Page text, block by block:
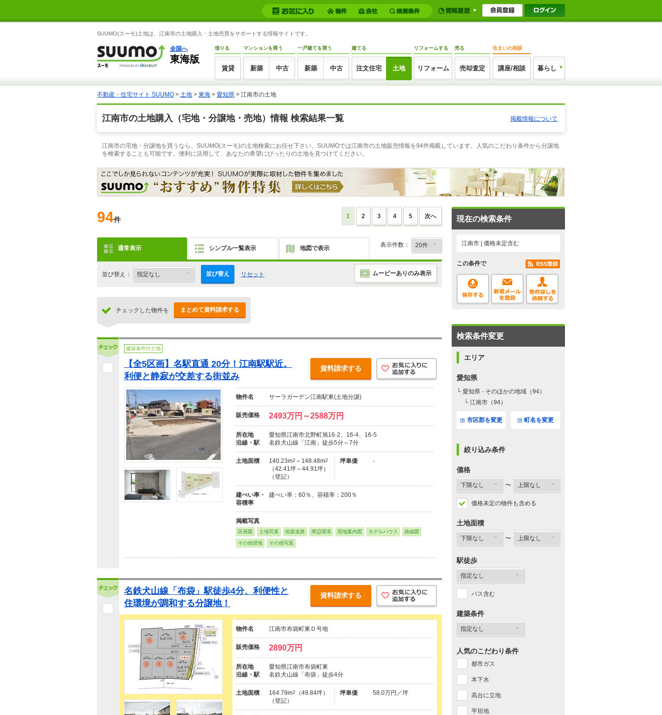
SUUMO(スーモ)土地は、江南市の土地購入・土地売買をサポートする情報サイトです。
全国へ
東海版
借りる
賃貸
マンションを買う
新築 中古
一戸建てを買う
新築 中古
建てる
注文住宅 土地
リフォームする
リフォーム
売る
売却査定
住まいの相談
講座/相談 暮らし
不動産・住宅サイト SUUMO > 土地 > 東海 > 愛知県 > 江南市の土地
江南市の土地購入（宅地・分譲地・売地）情報 検索結果一覧 掲載情報について
江南市の宅地・分譲地を買うなら、SUUMO(スーモ)の土地検索にお任せ下さい。SUUMOでは江南市の土地販売情報を94件掲載しています。人気のこだわり条件から分譲地
を検索することも可能です。便利に活用して、あなたの希望にぴったりの土地を見つけてください。
94件 1 2 3 4 5 次へ
通常表示 シンプル一覧表示 地図で表示 表示件数：
並び替え： 並び替え リセット ムービーありのみ表示
チェックした物件を まとめて資料請求する
建築条件付土地
【全5区画】名駅直通 20分！江南駅駅近。
利便と静寂が交差する街並み
資料請求する
物件名 サーラガーデン江南駅東(土地分譲)
販売価格 2493万円～2588万円
所在地
愛知県江南市北野町旭16-2、16-4、16-5
沿線・駅
名鉄犬山線「江南」徒歩5分～7分
土地面積 140.23m2 ～148.48m2
（42.41坪～44.91坪）
（登記）
坪単価 -
建ぺい率・
容積率
建ぺい率：60％、容積率：200％
掲載写真
区画図 土地写真 前面道路 周辺環境 現地案内図 モデルハウス 路線図
その他現地 その他写真
名鉄犬山線「布袋」駅徒歩4分、利便性と
住環境が調和する分譲地！
資料請求する
物件名 江南市布袋町東Ｄ号地
販売価格 2890万円
所在地
愛知県江南市布袋町東
沿線・駅
名鉄犬山線「布袋」徒歩4分
土地面積 164.79m2
（49.84坪）
（登記）
坪単価 58.0万円／坪
現在の検索条件
江南市 | 価格未定含む
この条件で
検索条件変更
エリア
愛知県
└ 愛知県 - そのほかの地域（94）
└ 江南市（94）
市区郡を変更 町名を変更
絞り込み条件
価格
〜
価格未定の物件も含める
土地面積
〜
駅徒歩
バス含む
建築条件
人気のこだわり条件
都市ガス
本下水
高台に立地
平坦地